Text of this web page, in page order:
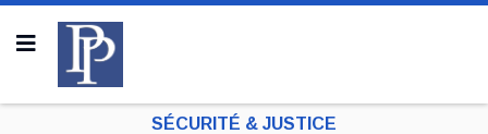
SÉCURITÉ & JUSTICE